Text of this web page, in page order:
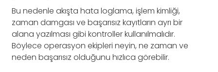
Bu nedenle akışta hata loglama, işlem kimliği,
zaman damgası ve başarısız kayıtların ayrı bir
alana yazılması gibi kontroller kullanılmalıdır.
Böylece operasyon ekipleri neyin, ne zaman ve
neden başarısız olduğunu hızlıca görebilir.